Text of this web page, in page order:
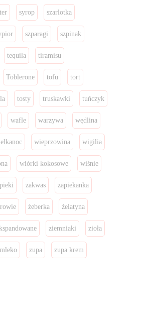
syrop szarlotka
szparagi szpinak
tequila tiramisu
Toblerone tofu tort
tosty truskawki tuńczyk
wafle warzywa wędlina
wieprzowina wigilia
wiórki kokosowe wiśnie
zakwas zapiekanka
żeberka żelatyna
ziemniaki zioła
zupa zupa krem